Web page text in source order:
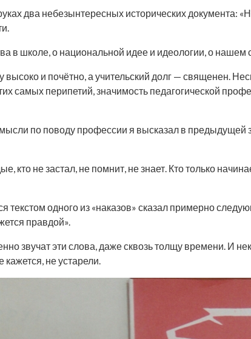
два небезынтересных исторических документа:
в школе, о национальной идее и идеологии, о
и почётно, а учительский долг — священен.
самых перипетий, значимость педагогической
по поводу профессии я высказал в
кто не застал, не помнит, не знает. Кто только
текстом одного из «наказов» сказал примерно
правдой».
звучат эти слова, даже сквозь толщу времени. И
кажется, не устарели.